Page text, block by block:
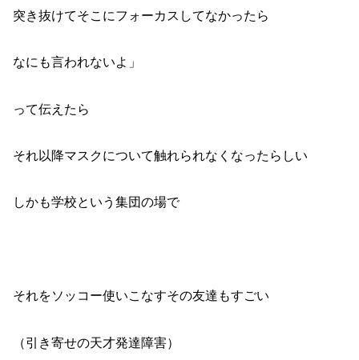
突き抜けてそこにフォーカスしてなかったら
なにも言われないよ」
って伝えたら
それ以降マスクについて触れられなくなったらしい
しかも学校という集団の場で
それをソッコー使いこなすその友達もすごい
（引き寄せの天才発達障害）